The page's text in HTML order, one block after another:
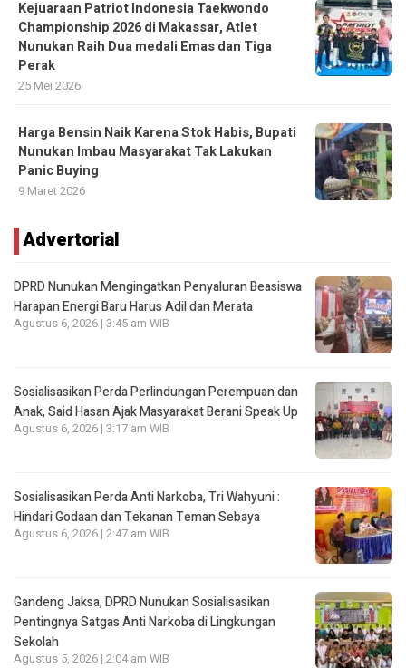
Kejuaraan Patriot Indonesia Taekwondo
Championship 2026 di Makassar, Atlet
Nunukan Raih Dua medali Emas dan Tiga
Perak
25 Mei 2026
Harga Bensin Naik Karena Stok Habis, Bupati
Nunukan Imbau Masyarakat Tak Lakukan
Panic Buying
9 Maret 2026
Advertorial
DPRD Nunukan Mengingatkan Penyaluran Beasiswa
Harapan Energi Baru Harus Adil dan Merata
Agustus 6, 2026 | 3:45 am WIB
Sosialisasikan Perda Perlindungan Perempuan dan
Anak, Said Hasan Ajak Masyarakat Berani Speak Up
Agustus 6, 2026 | 3:17 am WIB
Sosialisasikan Perda Anti Narkoba, Tri Wahyuni :
Hindari Godaan dan Tekanan Teman Sebaya
Agustus 6, 2026 | 2:47 am WIB
Gandeng Jaksa, DPRD Nunukan Sosialisasikan
Pentingnya Satgas Anti Narkoba di Lingkungan
Sekolah
Agustus 5, 2026 | 2:04 am WIB